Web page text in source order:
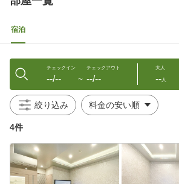
宿泊
チェックイン
--/-- 〜
チェックアウト
--/--
大人
--人
絞り込み
4件